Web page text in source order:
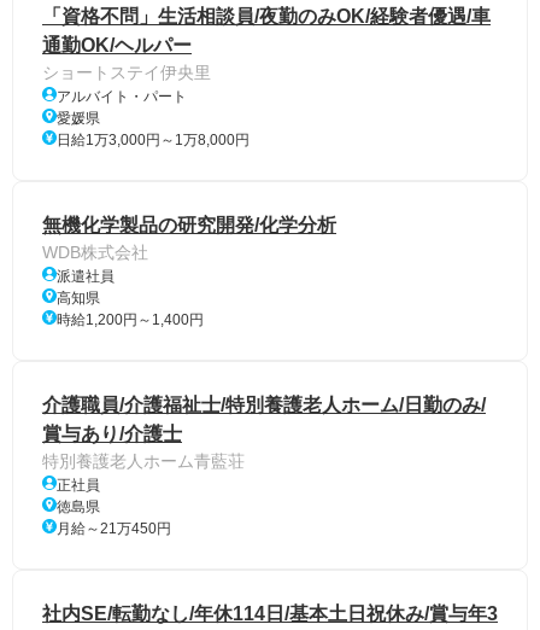
「資格不問」生活相談員/夜勤のみOK/経験者優遇/車
通勤OK/ヘルパー
ショートステイ伊央里
アルバイト・パート
愛媛県
日給1万3,000円～1万8,000円
無機化学製品の研究開発/化学分析
WDB株式会社
派遣社員
高知県
時給1,200円～1,400円
介護職員/介護福祉士/特別養護老人ホーム/日勤のみ/
賞与あり/介護士
特別養護老人ホーム青藍荘
正社員
徳島県
月給～21万450円
社内SE/転勤なし/年休114日/基本土日祝休み/賞与年3